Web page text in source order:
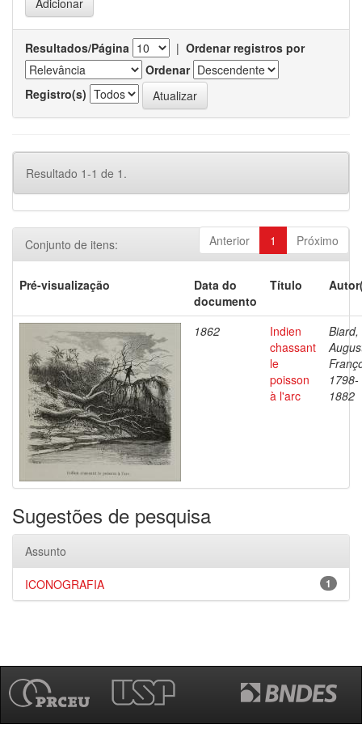
Resultados/Página | Ordenar registros por
Ordenar
Registro(s)
Resultado 1-1 de 1.
Anterior 1 Próximo
Conjunto de itens:
Pré-visualização
Data do
documento
Título
1862
Indien
chassant
le
poisson
à l'arc
Biard,
1798-
1882
Sugestões de pesquisa
Assunto
1
ICONOGRAFIA